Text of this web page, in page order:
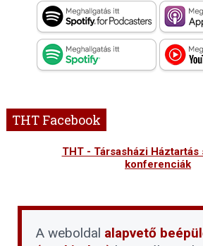
THT Facebook
THT - Társasházi Háztartás
konferenciák
A weboldal alapvető